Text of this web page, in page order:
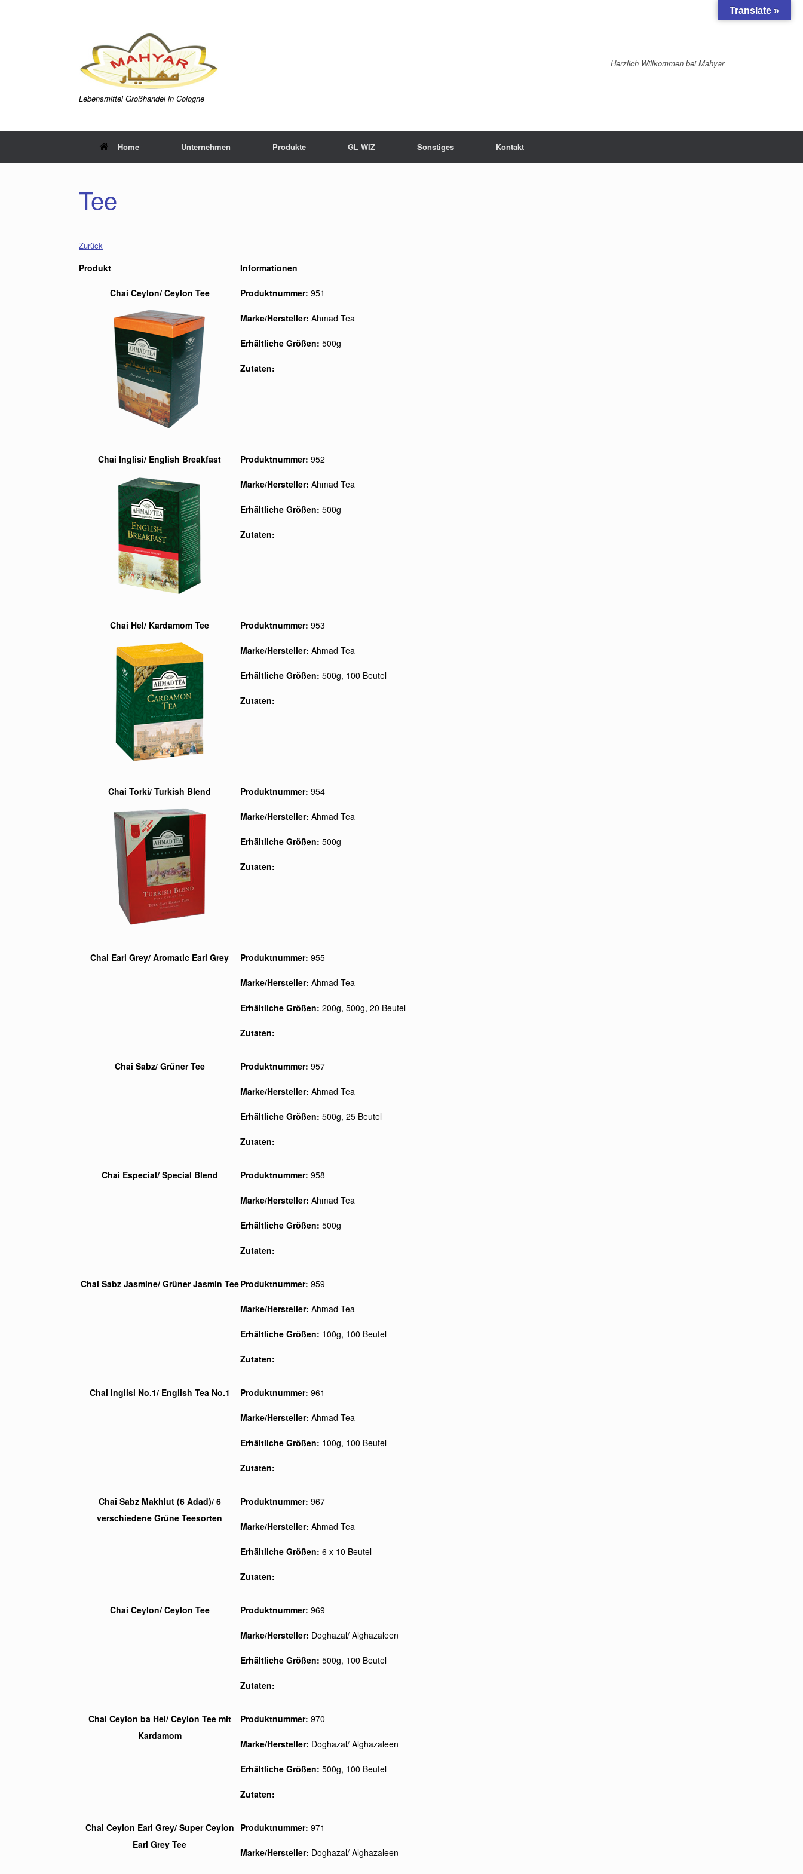
Lebensmittel Großhandel in Cologne
Herzlich Willkommen bei Mahyar
Home Unternehmen Produkte GL WIZ Sonstiges Kontakt
Tee
Zurück
Produkt Informationen
Chai Ceylon/ Ceylon Tee Produktnummer: 951
Marke/Hersteller: Ahmad Tea
Erhältliche Größen: 500g
Zutaten:
Chai Inglisi/ English Breakfast Produktnummer: 952
Marke/Hersteller: Ahmad Tea
Erhältliche Größen: 500g
Zutaten:
Chai Hel/ Kardamom Tee Produktnummer: 953
Marke/Hersteller: Ahmad Tea
Erhältliche Größen: 500g, 100 Beutel
Zutaten:
Chai Torki/ Turkish Blend Produktnummer: 954
Marke/Hersteller: Ahmad Tea
Erhältliche Größen: 500g
Zutaten:
Chai Earl Grey/ Aromatic Earl Grey Produktnummer: 955
Marke/Hersteller: Ahmad Tea
Erhältliche Größen: 200g, 500g, 20 Beutel
Zutaten:
Chai Sabz/ Grüner Tee Produktnummer: 957
Marke/Hersteller: Ahmad Tea
Erhältliche Größen: 500g, 25 Beutel
Zutaten:
Chai Especial/ Special Blend Produktnummer: 958
Marke/Hersteller: Ahmad Tea
Erhältliche Größen: 500g
Zutaten:
Chai Sabz Jasmine/ Grüner Jasmin TeeProduktnummer: 959
Marke/Hersteller: Ahmad Tea
Erhältliche Größen: 100g, 100 Beutel
Zutaten:
Chai Inglisi No.1/ English Tea No.1 Produktnummer: 961
Marke/Hersteller: Ahmad Tea
Erhältliche Größen: 100g, 100 Beutel
Zutaten:
Chai Sabz Makhlut (6 Adad)/ 6
verschiedene Grüne Teesorten
Produktnummer: 967
Marke/Hersteller: Ahmad Tea
Erhältliche Größen: 6 x 10 Beutel
Zutaten:
Chai Ceylon/ Ceylon Tee Produktnummer: 969
Marke/Hersteller: Doghazal/ Alghazaleen
Erhältliche Größen: 500g, 100 Beutel
Zutaten:
Chai Ceylon ba Hel/ Ceylon Tee mit
Kardamom
Produktnummer: 970
Marke/Hersteller: Doghazal/ Alghazaleen
Erhältliche Größen: 500g, 100 Beutel
Zutaten:
Chai Ceylon Earl Grey/ Super Ceylon
Earl Grey Tee
Produktnummer: 971
Marke/Hersteller: Doghazal/ Alghazaleen
Translate »